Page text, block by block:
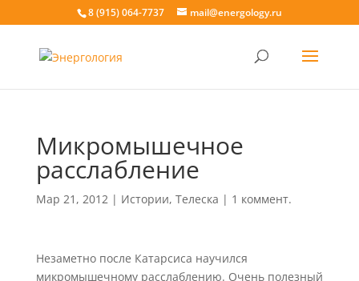
8 (915) 064-7737 mail@energology.ru
Микромышечное
расслабление
Мар 21, 2012| Истории, Телеска | 1 коммент.
Незаметно после Катарсиса научился
микромышечному расслаблению. Очень полезный